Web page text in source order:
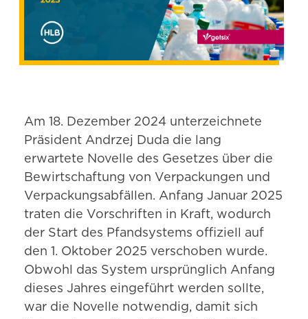
Am 18. Dezember 2024 unterzeichnete
Präsident Andrzej Duda die lang
erwartete Novelle des Gesetzes über die
Bewirtschaftung von Verpackungen und
Verpackungsabfällen. Anfang Januar 2025
traten die Vorschriften in Kraft, wodurch
der Start des Pfandsystems offiziell auf
den 1. Oktober 2025 verschoben wurde.
Obwohl das System ursprünglich Anfang
dieses Jahres eingeführt werden sollte,
war die Novelle notwendig, damit sich